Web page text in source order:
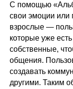
С помощью
свои эмоции или
взрослые —
которые уже
собственные,
общения.
создавать
другими. Таким